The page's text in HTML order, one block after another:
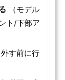
（モデル
ト/下部ア
す前に行